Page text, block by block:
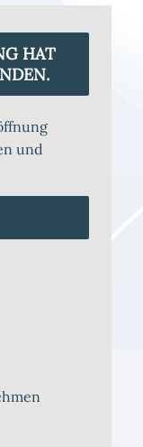
HAT
und